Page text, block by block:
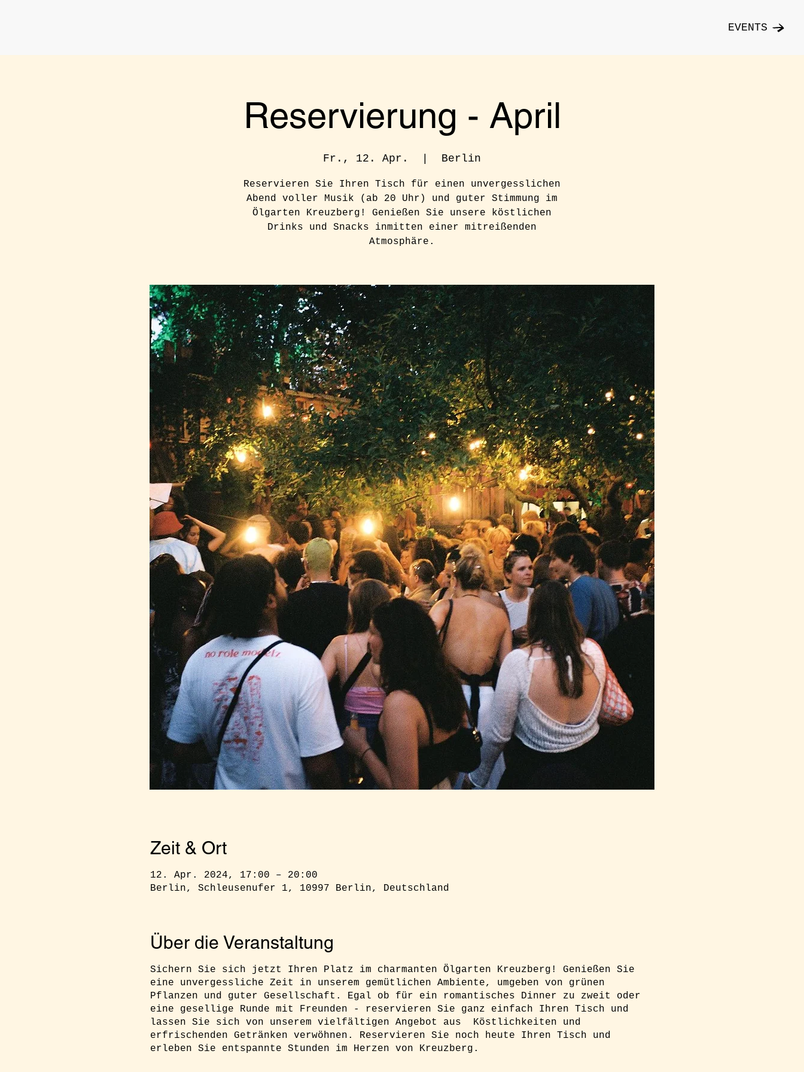
EVENTS
Reservierung - April
Fr., 12. Apr. Berlin
Reservieren Sie Ihren Tisch für einen unvergesslichen
Abend voller Musik (ab 20 Uhr) und guter Stimmung im
Ölgarten Kreuzberg! Genießen Sie unsere köstlichen
Drinks und Snacks inmitten einer mitreißenden
Atmosphäre.
Zeit & Ort
12. Apr. 2024, 17:00 – 20:00
Berlin, Schleusenufer 1, 10997 Berlin, Deutschland
Über die Veranstaltung
Sichern Sie sich jetzt Ihren Platz im charmanten Ölgarten Kreuzberg! Genießen Sie
eine unvergessliche Zeit in unserem gemütlichen Ambiente, umgeben von grünen
Pflanzen und guter Gesellschaft. Egal ob für ein romantisches Dinner zu zweit oder
eine gesellige Runde mit Freunden - reservieren Sie ganz einfach Ihren Tisch und
lassen Sie sich von unserem vielfältigen Angebot aus Köstlichkeiten und
erfrischenden Getränken verwöhnen. Reservieren Sie noch heute Ihren Tisch und
erleben Sie entspannte Stunden im Herzen von Kreuzberg.